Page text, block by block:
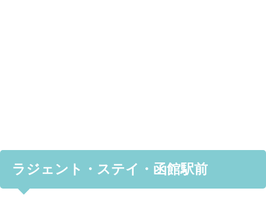
ラジェント・ステイ・函館駅前